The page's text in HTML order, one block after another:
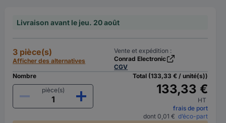
Livraison avant le jeu. 20 août
3 pièce(s)
Afficher des alternatives
Vente et expédition :
Conrad Electronic
CGV
Nombre
pièce(s)
Total (133,33 € / unité(s))
133,33 €
HT
frais de port
dont 0,01 € d’éco-part